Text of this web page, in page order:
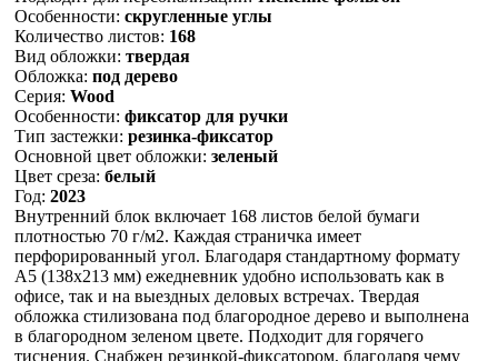
Особенности: скругленные углы
Количество листов: 168
Вид обложки: твердая
Обложка: под дерево
Серия: Wood
Особенности: фиксатор для ручки
Тип застежки: резинка-фиксатор
Основной цвет обложки: зеленый
Цвет среза: белый
Год: 2023
Внутренний блок включает 168 листов белой бумаги
плотностью 70 г/м2. Каждая страничка имеет
перфорированный угол. Благодаря стандартному формату
А5 (138х213 мм) ежедневник удобно использовать как в
офисе, так и на выездных деловых встречах. Твердая
обложка стилизована под благородное дерево и выполнена
в благородном зеленом цвете. Подходит для горячего
тиснения. Снабжен резинкой-фиксатором, благодаря чему